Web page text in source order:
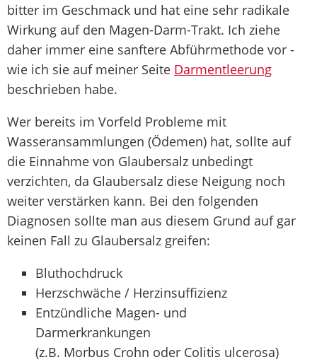
bitter im Geschmack und hat eine sehr radikale
Wirkung auf den Magen-Darm-Trakt. Ich ziehe
daher immer eine sanftere Abführmethode vor -
wie ich sie auf meiner Seite Darmentleerung
beschrieben habe.
Wer bereits im Vorfeld Probleme mit
Wasseransammlungen (Ödemen) hat, sollte auf
die Einnahme von Glaubersalz unbedingt
verzichten, da Glaubersalz diese Neigung noch
weiter verstärken kann. Bei den folgenden
Diagnosen sollte man aus diesem Grund auf gar
keinen Fall zu Glaubersalz greifen:
Bluthochdruck
Herzschwäche / Herzinsuffizienz
Entzündliche Magen- und
Darmerkrankungen
(z.B. Morbus Crohn oder Colitis ulcerosa)